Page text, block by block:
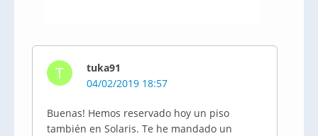
T
tuka91
04/02/2019 18:57
Buenas! Hemos reservado hoy un piso
también en Solaris. Te he mandado un